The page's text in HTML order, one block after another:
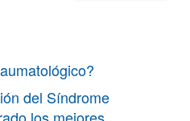
del Síndrome
los mejores